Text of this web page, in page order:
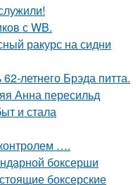
с WB.
ракурс на сидни
летнего Брэда питта.
Анна пересильд
и стала
….
боксерши
боксерские